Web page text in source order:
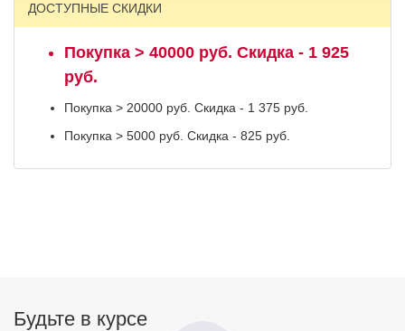
ДОСТУПНЫЕ СКИДКИ
Покупка > 40000 руб. Скидка - 1 925
руб.
Покупка > 20000 руб. Скидка - 1 375 руб.
Покупка > 5000 руб. Скидка - 825 руб.
Будьте в курсе